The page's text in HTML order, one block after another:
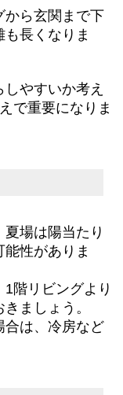
から玄関まで下
長くなりま
やすいか考え
で重要になりま
場は陽当たり
性がありま
階リビングより
ましょう。
合は、冷房など